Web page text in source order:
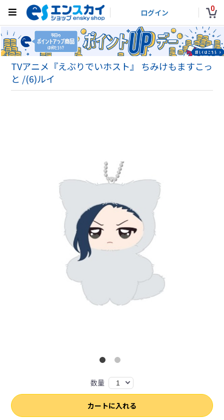
ログイン 0
TVアニメ『えぶりでいホスト』 ちみけもますこっ
と /(6)ルイ
数量 1
カートに入れる